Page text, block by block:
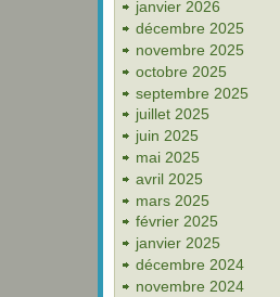
janvier 2026
décembre 2025
novembre 2025
octobre 2025
septembre 2025
juillet 2025
juin 2025
mai 2025
avril 2025
mars 2025
février 2025
janvier 2025
décembre 2024
novembre 2024